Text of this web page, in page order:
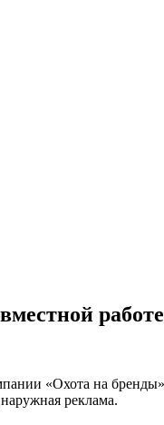
«Охота на
реклама.